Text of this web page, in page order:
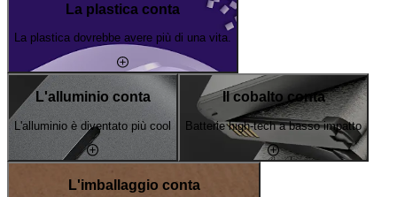
La plastica conta
La plastica dovrebbe avere più di una vita.
L'alluminio conta
L'alluminio è diventato più cool
Il cobalto conta
Batterie high-tech a basso impatto
L'imballaggio conta